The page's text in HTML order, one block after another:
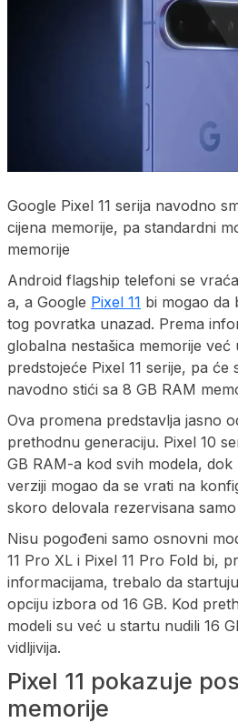
Google Pixel 11 serija navodno
cijena memorije, pa standardni
memorije
Android flagship telefoni se
a, a Google Pixel 11 bi mogao da
tog povratka unazad. Prema
globalna nestašica memorije
predstojeće Pixel 11 serije, pa će
navodno stići sa 8 GB RAM
Ova promena predstavlja jasno
prethodnu generaciju. Pixel 10
GB RAM-a kod svih modela, dok
verziji mogao da se vrati na
skoro delovala rezervisana
Nisu pogođeni samo osnovni
11 Pro XL i Pixel 11 Pro Fold bi,
informacijama, trebalo da
opciju izbora od 16 GB. Kod
modeli su već u startu nudili 16
vidljivija.
Pixel 11 pokazuje
memorije